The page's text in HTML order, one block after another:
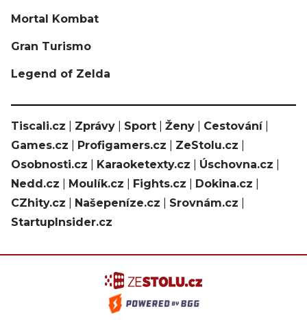
Mortal Kombat
Gran Turismo
Legend of Zelda
Tiscali.cz Zprávy Sport Ženy Cestování|
Games.cz
Profigamers.cz ZeStolu.cz
Osobnosti.cz
Karaoketexty.cz Úschovna.cz
Nedd.cz
Moulík.cz Fights.cz Dokina.cz
CZhity.cz
Našepeníze.cz Srovnám.cz
StartupInsider.cz